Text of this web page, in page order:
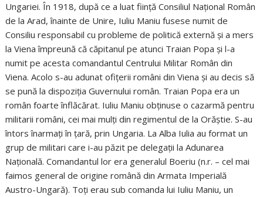
Ungariei. În 1918, după ce a luat ființă Consiliul Național Român
de la Arad, înainte de Unire, Iuliu Maniu fusese numit de
Consiliu responsabil cu probleme de politică externă și a mers
la Viena împreună că căpitanul pe atunci Traian Popa și l-a
numit pe acesta comandantul Centrului Militar Român din
Viena. Acolo s-au adunat ofițerii români din Viena și au decis să
se pună la dispoziția Guvernului român. Traian Popa era un
român foarte înflăcărat. Iuliu Maniu obținuse o cazarmă pentru
militarii români, cei mai mulți din regimentul de la Orăștie. S-au
întors înarmați în țară, prin Ungaria. La Alba Iulia au format un
grup de militari care i-au păzit pe delegații la Adunarea
Națională. Comandantul lor era generalul Boeriu (n.r. – cel mai
faimos general de origine română din Armata Imperială
Austro-Ungară). Toți erau sub comanda lui Iuliu Maniu, un